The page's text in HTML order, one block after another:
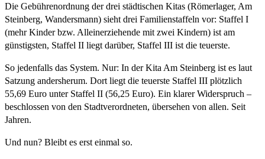
Die Gebührenordnung der drei städtischen Kitas (Römerlager, Am
Steinberg, Wandersmann) sieht drei Familienstaffeln vor: Staffel I
(mehr Kinder bzw. Alleinerziehende mit zwei Kindern) ist am
günstigsten, Staffel II liegt darüber, Staffel III ist die teuerste.
So jedenfalls das System. Nur: In der Kita Am Steinberg ist es laut
Satzung andersherum. Dort liegt die teuerste Staffel III plötzlich
55,69 Euro unter Staffel II (56,25 Euro). Ein klarer Widerspruch –
beschlossen von den Stadtverordneten, übersehen von allen. Seit
Jahren.
Und nun? Bleibt es erst einmal so.